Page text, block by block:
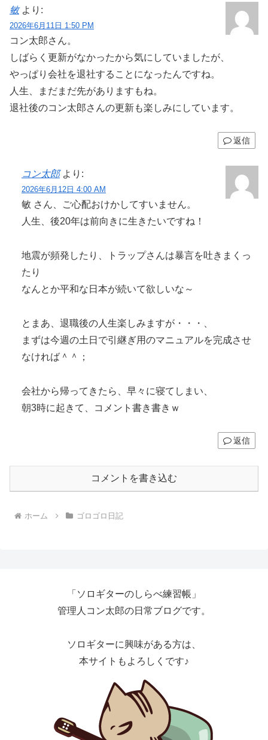
敏 より:
2026年6月11日 1:50 PM
コン太郎さん。
しばらく更新がなかったから気にしていましたが、
やっぱり会社を退社することになったんですね。
人生、まだまだ先がありますもね。
退社後のコン太郎さんの更新も楽しみにしています。
返信
コン太郎 より:
2026年6月12日 4:00 AM
敏 さん、ご心配おけかしてすいません。
人生、後20年は前向きに生きたいですね！
地震が頻発したり、トラップさんは暴言を吐きまくっ
たり
なんとか平和な日本が続いて欲しいな～
とまあ、退職後の人生楽しみますが・・・、
まずは今週の土日で引継ぎ用のマニュアルを完成させ
なければ＾＾；
会社から帰ってきたら、早々に寝てしまい、
朝3時に起きて、コメント書き書きｗ
返信
コメントを書き込む
ホーム ゴロゴロ日記
「ソロギターのしらべ練習帳」
管理人コン太郎の日常ブログです。
ソロギターに興味がある方は、
本サイトもよろしくです♪